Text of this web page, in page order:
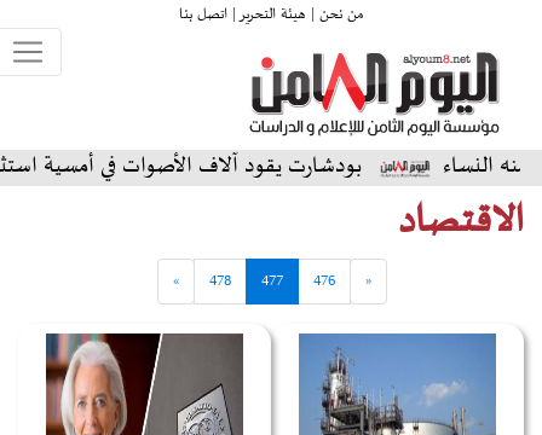
من نحن | هيئة التحرير |اتصل بنا
بودشارت يقود آلاف الأصوات في أمسية استثنائية على
الاقتصاد
«
476
477
478
»